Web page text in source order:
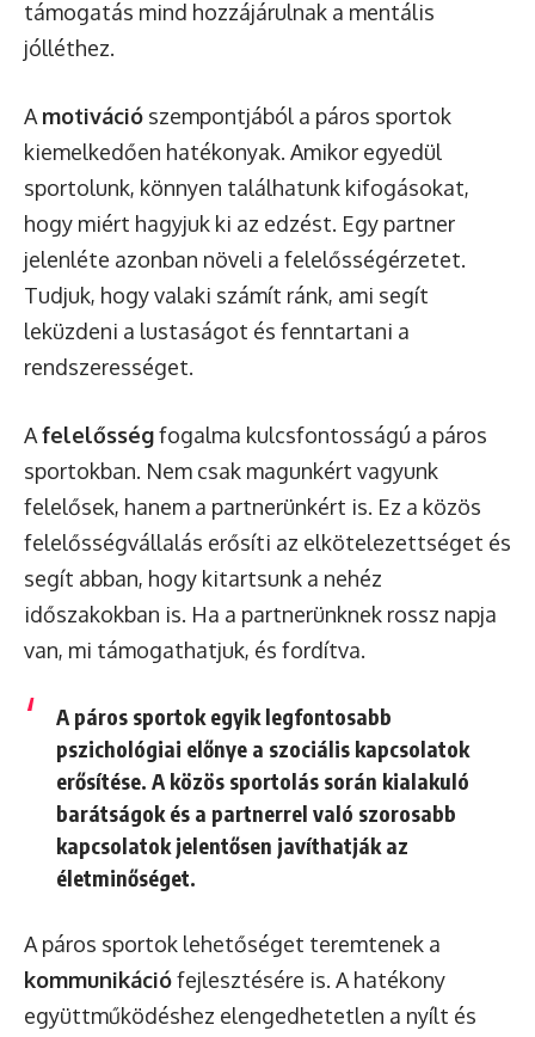
támogatás mind hozzájárulnak a mentális
jólléthez.
A motiváció szempontjából a páros sportok
kiemelkedően hatékonyak. Amikor egyedül
sportolunk, könnyen találhatunk kifogásokat,
hogy miért hagyjuk ki az edzést. Egy partner
jelenléte azonban növeli a felelősségérzetet.
Tudjuk, hogy valaki számít ránk, ami segít
leküzdeni a lustaságot és fenntartani a
rendszerességet.
Afelelősségfogalma kulcsfontosságú a páros
sportokban. Nem csak magunkért vagyunk
felelősek, hanem a partnerünkért is. Ez a közös
felelősségvállalás erősíti az elkötelezettséget és
segít abban, hogy kitartsunk a nehéz
időszakokban is. Ha a partnerünknek rossz napja
van, mi támogathatjuk, és fordítva.
A páros sportok egyik legfontosabb
pszichológiai előnye a szociális kapcsolatok
erősítése. A közös sportolás során kialakuló
barátságok és a partnerrel való szorosabb
kapcsolatok jelentősen javíthatják az
életminőséget.
A páros sportok lehetőséget teremtenek a
kommunikációfejlesztésére is. A hatékony
együttműködéshez elengedhetetlen a nyílt és